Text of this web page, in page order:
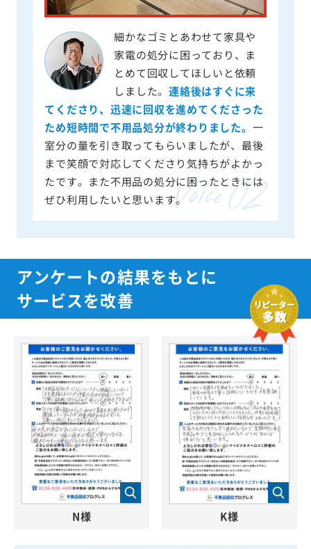
細かなゴミとあわせて家具や
家電の処分に困っており、ま
とめて回収してほしいと依頼
しました。連絡後はすぐに来
てくださり、迅速に回収を進めてくださった
ため短時間で不用品処分が終わりました。 一
室分の量を引き取ってもらいましたが、最後
まで笑顔で対応してくださり気持ちがよかっ
たです。また不用品の処分に困ったときには
ぜひ利用したいと思います。
アンケートの結果をもとに
サービスを改善
N様 K様